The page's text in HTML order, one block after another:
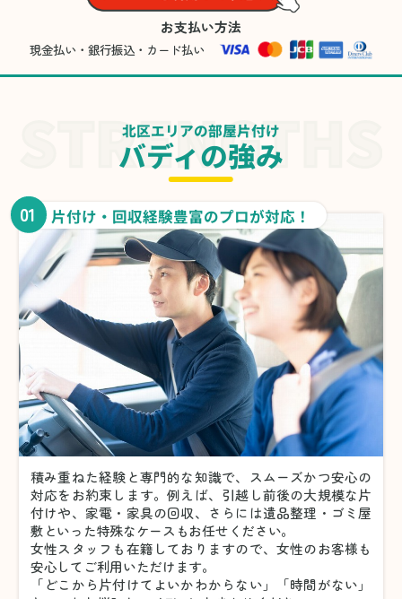
お支払い方法
現金払い・銀行振込・カード払い
北区エリアの部屋片付け
バディの強み
01 片付け・回収経験豊富のプロが対応！
積み重ねた経験と専門的な知識で、スムーズかつ安心の
対応をお約束します。例えば、引越し前後の大規模な片
付けや、家電・家具の回収、さらには遺品整理・ゴミ屋
敷といった特殊なケースもお任せください。
女性スタッフも在籍しておりますので、女性のお客様も
安心してご利用いただけます。
「どこから片付けてよいかわからない」「時間がない」